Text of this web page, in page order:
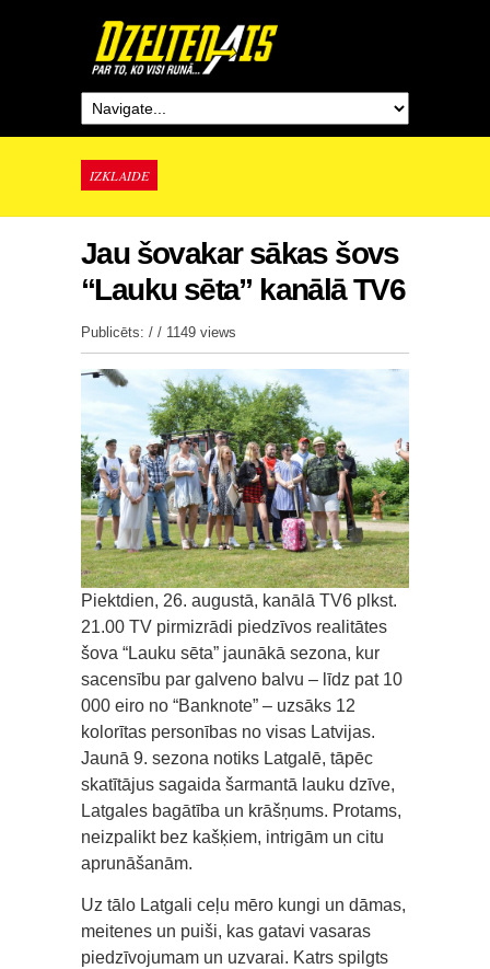
IZKLAIDE
Jau šovakar sākas šovs
“Lauku sēta” kanālā TV6
Publicēts: / / 1149 views
Piektdien, 26. augustā, kanālā TV6 plkst.
21.00 TV pirmizrādi piedzīvos realitātes
šova “Lauku sēta” jaunākā sezona, kur
sacensību par galveno balvu – līdz pat 10
000 eiro no “Banknote” – uzsāks 12
kolorītas personības no visas Latvijas.
Jaunā 9. sezona notiks Latgalē, tāpēc
skatītājus sagaida šarmantā lauku dzīve,
Latgales bagātība un krāšņums. Protams,
neizpalikt bez kašķiem, intrigām un citu
aprunāšanām.
Uz tālo Latgali ceļu mēro kungi un dāmas,
meitenes un puiši, kas gatavi vasaras
piedzīvojumam un uzvarai. Katrs spilgts